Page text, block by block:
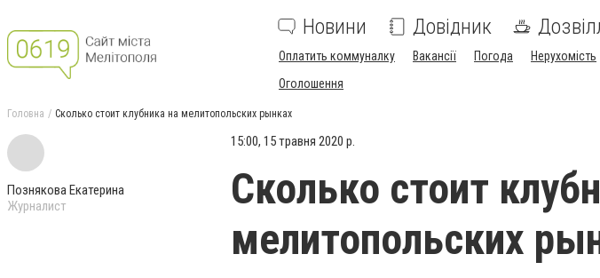
Новини Довідник
Оплатить коммуналку Вакансії Погода Нерухомість
Оголошення
Головна Сколько стоит клубника на мелитопольских рынках
Познякова Екатерина
Журналист
15:00, 15 травня 2020 р.
Сколько стоит
мелитопольских